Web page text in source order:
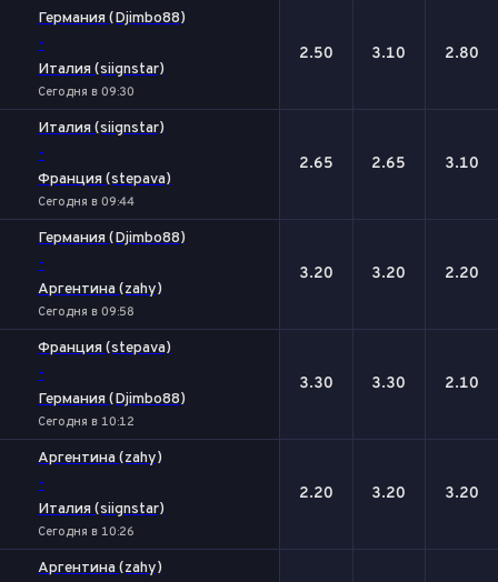
Германия (Djimbo88)
-
Италия (siignstar)
Сегодня в 09:30
2.50 3.10 2.80
Италия (siignstar)
-
Франция (stepava)
Сегодня в 09:44
2.65 2.65 3.10
Германия (Djimbo88)
-
Аргентина (zahy)
Сегодня в 09:58
3.20 3.20 2.20
Франция (stepava)
-
Германия (Djimbo88)
Сегодня в 10:12
3.30 3.30 2.10
Аргентина (zahy)
-
Италия (siignstar)
Сегодня в 10:26
2.20 3.20 3.20
Аргентина (zahy)